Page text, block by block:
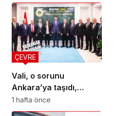
Vali, o sorunu
Ankara’ya taşıdı,
Bakan Kurum’dan
desteği aldı
ÇEVRE
1 hafta önce